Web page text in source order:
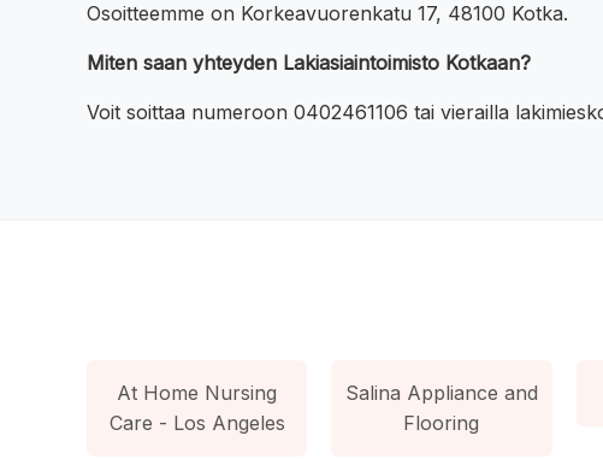
Osoitteemme on Korkeavuorenkatu 17, 48100 Kotka.
Miten saan yhteyden Lakiasiaintoimisto Kotkaan?
Voit soittaa numeroon 0402461106 tai vierailla
At Home Nursing
Care - Los Angeles
Salina Appliance and
Flooring